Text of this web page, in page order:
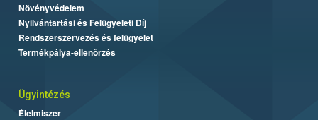
Növényvédelem
Nyilvántartási és Felügyeleti Díj
Rendszerszervezés és felügyelet
Termékpálya-ellenőrzés
Ügyintézés
Élelmiszer